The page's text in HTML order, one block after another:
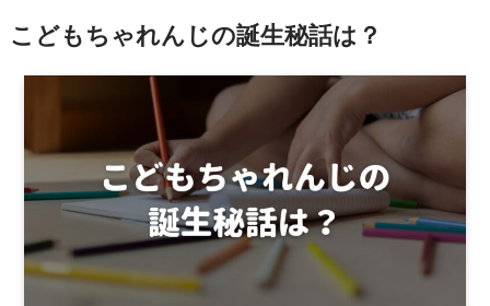
こどもちゃれんじの誕生秘話は？